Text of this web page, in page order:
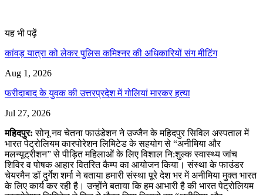
यह भी पढ़ें
कांवड़ यात्रा को लेकर पुलिस कमिश्नर की अधिकारियों संग मीटिंग
Aug 1, 2026
फरीदाबाद के युवक की उत्तरप्रदेश में गोलियां मारकर हत्या
Jul 27, 2026
महिदपुर: सोनू नव चेतना फाउंडेशन ने उज्जैन के महिदपुर सिविल अस्पताल में
भारत पेट्रोलियम कारपोरेशन लिमिटेड के सहयोग से “अनीमिया और
मलन्यूट्रीशन” से पीड़ित महिलाओं के लिए विशाल नि:शुल्क स्वास्थ्य जांच
शिविर व पोषक आहार वितरित कैम्प का आयोजन किया। संस्था के फाउंडर
चेयरमैन डॉ दुर्गेश शर्मा ने बताया हमारी संस्था पूरे देश भर में अनीमिया मुक्त भारत
के लिए कार्य कर रही है। उन्होंने बताया कि हम आभारी है की भारत पेट्रोलियम